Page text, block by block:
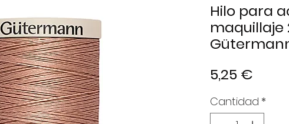
Hilo para
maquillaje
5,25 €
Cantidad *